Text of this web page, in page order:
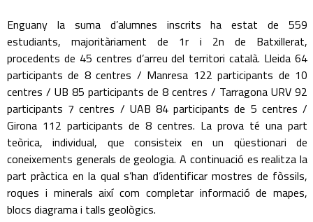
Enguany la suma d’alumnes inscrits ha estat de 559
estudiants, majoritàriament de 1r i 2n de Batxillerat,
procedents de 45 centres d’arreu del territori català. Lleida 64
participants de 8 centres / Manresa 122 participants de 10
centres / UB 85 participants de 8 centres / Tarragona URV 92
participants 7 centres / UAB 84 participants de 5 centres /
Girona 112 participants de 8 centres. La prova té una part
teòrica, individual, que consisteix en un qüestionari de
coneixements generals de geologia. A continuació es realitza la
part pràctica en la qual s’han d’identificar mostres de fòssils,
roques i minerals així com completar informació de mapes,
blocs diagrama i talls geològics.